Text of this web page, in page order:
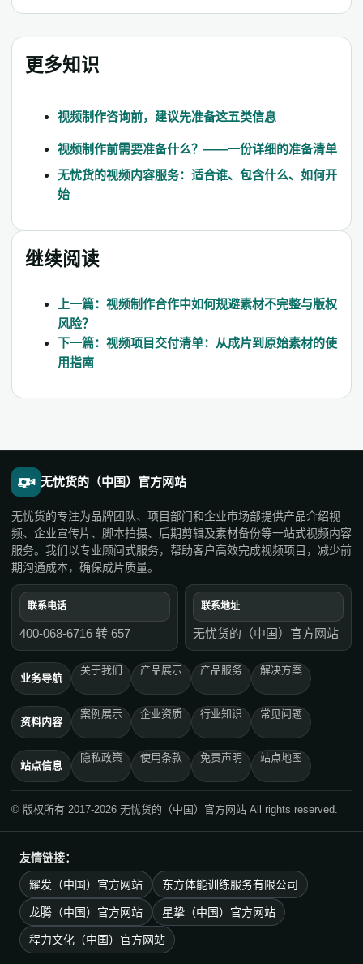
更多知识
视频制作咨询前，建议先准备这五类信息
视频制作前需要准备什么？——一份详细的准备清单
无忧货的视频内容服务：适合谁、包含什么、如何开
始
继续阅读
上一篇：视频制作合作中如何规避素材不完整与版权
风险？
下一篇：视频项目交付清单：从成片到原始素材的使
用指南
无忧货的（中国）官方网站
无忧货的专注为品牌团队、项目部门和企业市场部提供产品介绍视
频、企业宣传片、脚本拍摄、后期剪辑及素材备份等一站式视频内容
服务。我们以专业顾问式服务，帮助客户高效完成视频项目，减少前
期沟通成本，确保成片质量。
联系电话
400-068-6716 转 657
联系地址
无忧货的（中国）官方网站
业务导航
关于我们 产品展示 产品服务 解决方案
资料内容
案例展示 企业资质 行业知识 常见问题
站点信息
隐私政策 使用条款 免责声明 站点地图
© 版权所有 2017-2026 无忧货的（中国）官方网站 All rights reserved.
友情链接：
耀发（中国）官方网站 东方体能训练服务有限公司
龙腾（中国）官方网站 星挚（中国）官方网站
程力文化（中国）官方网站